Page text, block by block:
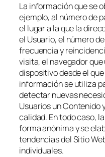
La información que se
ejemplo, al número de
el lugar a la que la
el Usuario, el número
frecuencia y
visita, el navegador
dispositivo desde el
información se utiliza
detectar nuevas
Usuarios un Contenido
calidad. En todo caso,
forma anónima y se
tendencias del Sitio
individuales.